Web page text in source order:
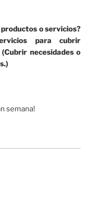
o servicios?
para cubrir
necesidades o
semana!